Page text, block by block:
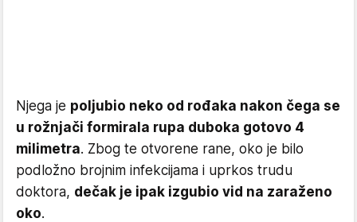
Njega je poljubio neko od rođaka nakon čega se
u rožnjači formirala rupa duboka gotovo 4
milimetra. Zbog te otvorene rane, oko je bilo
podložno brojnim infekcijama i uprkos trudu
doktora, dečak je ipak izgubio vid na zaraženo
oko.